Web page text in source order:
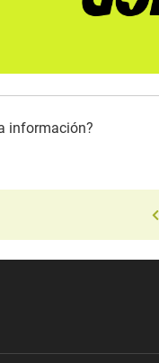
información?